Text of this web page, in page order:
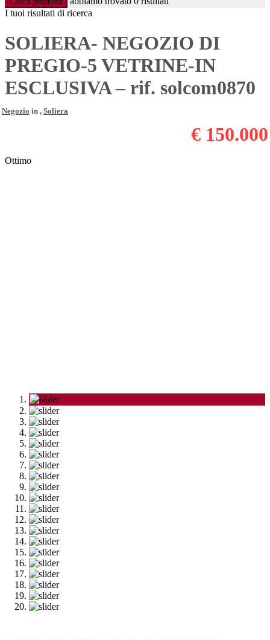
I tuoi risultati di ricerca
SOLIERA- NEGOZIO DI
PREGIO-5 VETRINE-IN
ESCLUSIVA – rif. solcom0870
Negozio in , Soliera
€ 150.000
Ottimo